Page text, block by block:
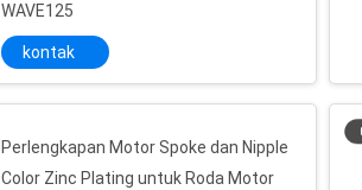
WAVE125
kontak
Perlengkapan Motor Spoke dan Nipple
Color Zinc Plating untuk Roda Motor